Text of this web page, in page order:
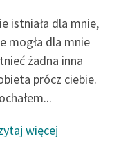
istniała dla mnie,
mogła dla mnie
żadna inna
prócz ciebie.
więcej